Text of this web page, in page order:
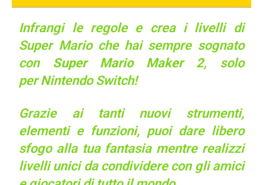
Infrangi le regole e crea i livelli di
Super Mario che hai sempre sognato
con Super Mario Maker 2, solo
perNintendo Switch!
Grazie ai tanti nuovi strumenti,
elementi e funzioni, puoi dare libero
sfogo alla tua fantasia mentre realizzi
livelli unici da condividere con gli amici